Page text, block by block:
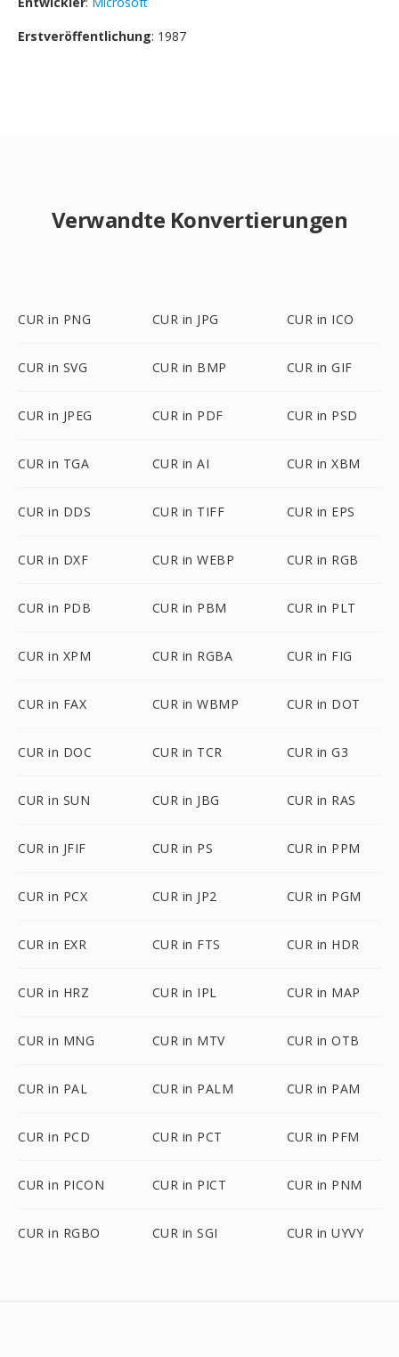
Erstveröffentlichung: 1987
Verwandte Konvertierungen
CUR in PNG CUR in JPG CUR in ICO
CUR in SVG CUR in BMP CUR in GIF
CUR in JPEG CUR in PDF CUR in PSD
CUR in TGA CUR in AI CUR in XBM
CUR in DDS CUR in TIFF CUR in EPS
CUR in DXF CUR in WEBP CUR in RGB
CUR in PDB CUR in PBM CUR in PLT
CUR in XPM CUR in RGBA CUR in FIG
CUR in FAX CUR in WBMP CUR in DOT
CUR in DOC CUR in TCR CUR in G3
CUR in SUN CUR in JBG CUR in RAS
CUR in JFIF CUR in PS CUR in PPM
CUR in PCX CUR in JP2 CUR in PGM
CUR in EXR CUR in FTS CUR in HDR
CUR in HRZ CUR in IPL CUR in MAP
CUR in MNG CUR in MTV CUR in OTB
CUR in PAL CUR in PALM CUR in PAM
CUR in PCD CUR in PCT CUR in PFM
CUR in PICON CUR in PICT CUR in PNM
CUR in RGBO CUR in SGI CUR in UYVY